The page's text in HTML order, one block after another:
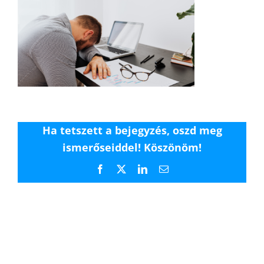
Ha tetszett a bejegyzés, oszd meg
ismerőseiddel! Köszönöm!
Facebook LinkedInEmail